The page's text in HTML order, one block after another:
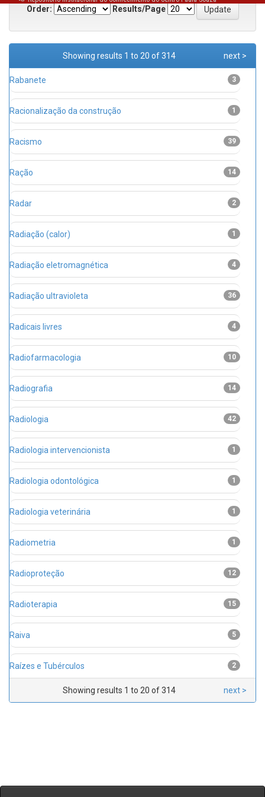
Order: Results/Page
Showing results 1 to 20 of 314 next >
Rabanete 3
Racionalização da construção 1
Racismo 39
Ração 14
Radar 2
Radiação (calor) 1
Radiação eletromagnética 4
Radiação ultravioleta 36
Radicais livres 4
Radiofarmacologia 10
Radiografia 14
Radiologia 42
Radiologia intervencionista 1
Radiologia odontológica 1
Radiologia veterinária 1
Radiometria 1
Radioproteção 12
Radioterapia 15
Raiva 5
Raízes e Tubérculos 2
Showing results 1 to 20 of 314 next >